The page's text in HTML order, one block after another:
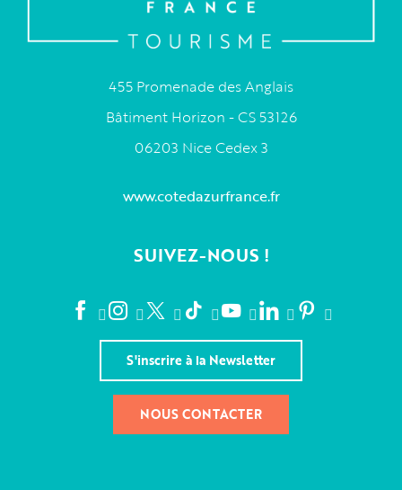
455 Promenade des Anglais
Bâtiment Horizon - CS 53126
06203 Nice Cedex 3
www.cotedazurfrance.fr
SUIVEZ-NOUS !
S'inscrire à la Newsletter
NOUS CONTACTER